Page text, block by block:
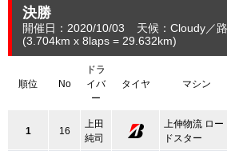
決勝
開催日：2020/10/03 天候：Cloudy
(3.704km x 8laps = 29.632km)
順位 No
ドラ
イバ
ー
タイヤ マシン
1 16
上田
純司
上伸物流 ロー
ドスター